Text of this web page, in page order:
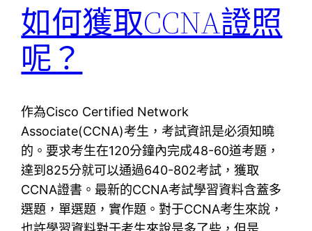
如何獲取CCNA證照
呢？
作為Cisco Certified Network
Associate(CCNA)考生，考試資訊是必須知曉
的。要求考生在120分鐘內完成48-60道考題，
達到825分就可以通過640-802考試，獲取
CCNA證書。最新的CCNA考試學習資料含蓋多
選題，單選題，實作題。對于CCNA考生來說，